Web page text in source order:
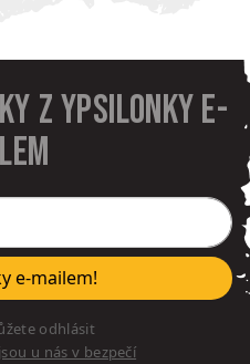
z Ypsilonky e-
e-mailem!
odhlásit
u nás v bezpečí